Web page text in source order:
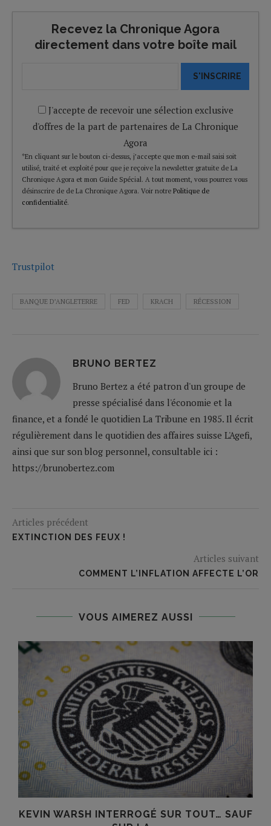
Recevez la Chronique Agora
directement dans votre boîte mail
S'INSCRIRE
J'accepte de recevoir une sélection exclusive
d'offres de la part de partenaires de La Chronique
Agora
*En cliquant sur le bouton ci-dessus, j’accepte que mon e-mail saisi soit
utilisé, traité et exploité pour que je reçoive la newsletter gratuite de La
Chronique Agora et mon Guide Spécial. A tout moment, vous pourrez vous
désinscrire de de La Chronique Agora. Voir notre Politique de
confidentialité.
Trustpilot
BANQUE D’ANGLETERRE FED KRACH RÉCESSION
BRUNO BERTEZ
Bruno Bertez a été patron d'un groupe de
presse spécialisé dans l'économie et la
finance, et a fondé le quotidien La Tribune en 1985. Il écrit
régulièrement dans le quotidien des affaires suisse L'Agefi,
ainsi que sur son blog personnel, consultable ici :
https://brunobertez.com
Articles précédent
EXTINCTION DES FEUX !
Articles suivant
COMMENT L’INFLATION AFFECTE L’OR
VOUS AIMEREZ AUSSI
KEVIN WARSH INTERROGÉ SUR TOUT… SAUF